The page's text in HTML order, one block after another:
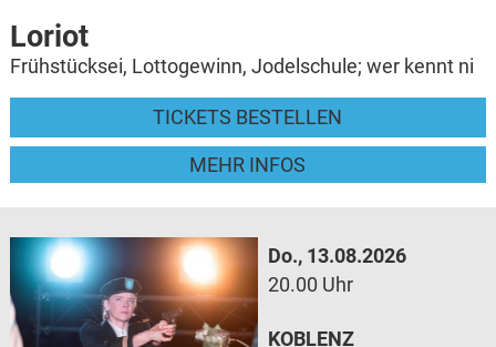
Loriot
Frühstücksei, Lottogewinn, Jodelschule; wer kennt ni
TICKETS BESTELLEN
MEHR INFOS
Do., 13.08.2026
20.00 Uhr
KOBLENZ